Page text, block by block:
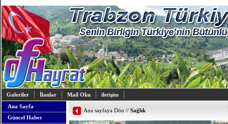
Galeriler İlanlar Mail Oku
iletişim
Ana Sayfa
Güncel Haber
Ana sayfaya Dön // Sağlık